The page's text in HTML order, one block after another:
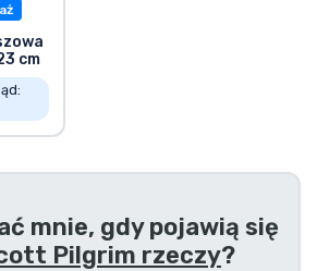
cm
mnie, gdy pojawią się
Pilgrim rzeczy?